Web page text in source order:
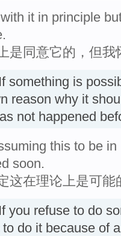
it in principle
是同意它的，但
If something is
reason why it
not happened
this to be
soon.
这在理论上是可
If you refuse to do
do it because of